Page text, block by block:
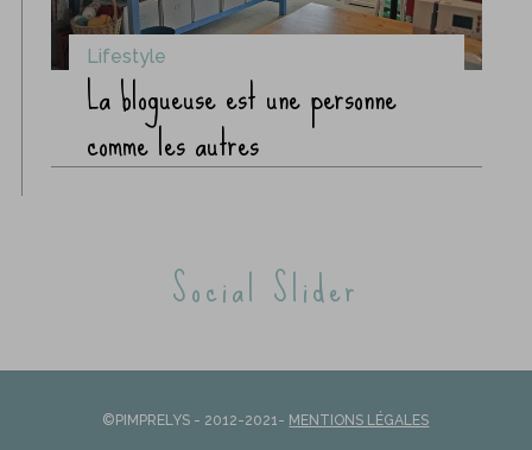
Lifestyle
La blogueuse est une personne
comme les autres
Social Slider
©PIMPRELYS - 2012-2021- MENTIONS LÉGALES